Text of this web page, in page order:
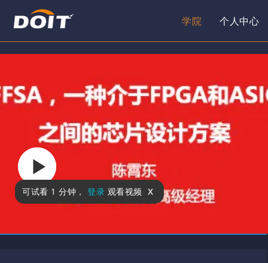
学院 个人中心
可试看 1 分钟 ， 登录 观看视频 x